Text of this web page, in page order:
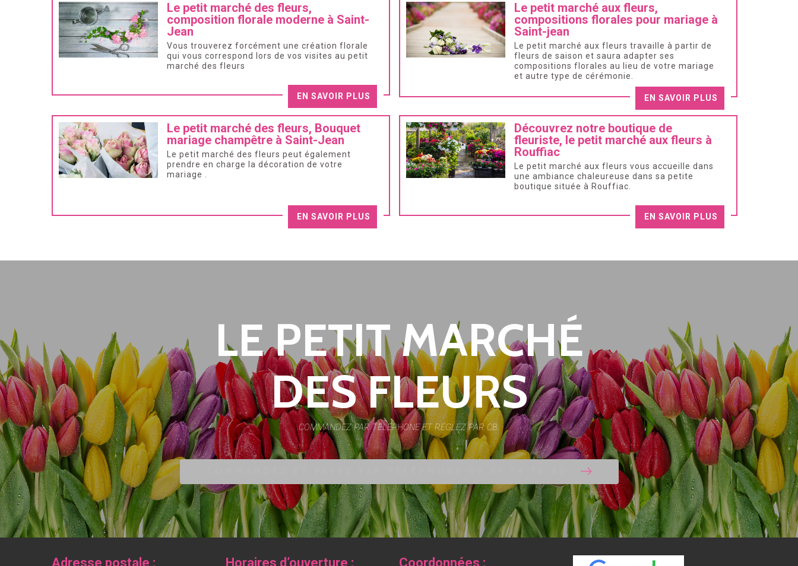
Le petit marché des fleurs,
composition florale moderne à Saint-
Jean
Vous trouverez forcément une création florale
qui vous correspond lors de vos visites au petit
marché des fleurs
EN SAVOIR PLUS
Le petit marché aux fleurs,
compositions florales pour mariage à
Saint-jean
Le petit marché aux fleurs travaille à partir de
fleurs de saison et saura adapter ses
compositions florales au lieu de votre mariage
et autre type de cérémonie.
EN SAVOIR PLUS
Le petit marché des fleurs, Bouquet
mariage champêtre à Saint-Jean
Le petit marché des fleurs peut également
prendre en charge la décoration de votre
mariage .
EN SAVOIR PLUS
Découvrez notre boutique de
fleuriste, le petit marché aux fleurs à
Rouffiac
Le petit marché aux fleurs vous accueille dans
une ambiance chaleureuse dans sa petite
boutique située à Rouffiac.
EN SAVOIR PLUS
LE PETIT MARCHÉ
DES FLEURS
COMMANDEZ PAR TÉLÉPHONE ET RÉGLEZ PAR CB.
Adresse postale : Horaires d’ouverture : Coordonnées :